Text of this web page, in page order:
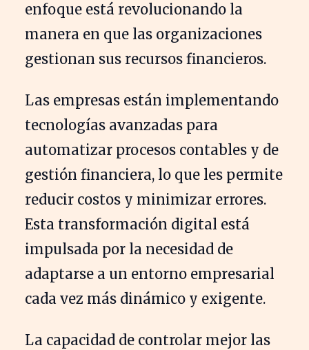
enfoque está revolucionando la
manera en que las organizaciones
gestionan sus recursos financieros.
Las empresas están implementando
tecnologías avanzadas para
automatizar procesos contables y de
gestión financiera, lo que les permite
reducir costos y minimizar errores.
Esta transformación digital está
impulsada por la necesidad de
adaptarse a un entorno empresarial
cada vez más dinámico y exigente.
La capacidad de controlar mejor las